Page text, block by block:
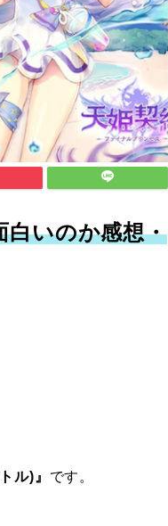
いのか感想・
ル)』 です。